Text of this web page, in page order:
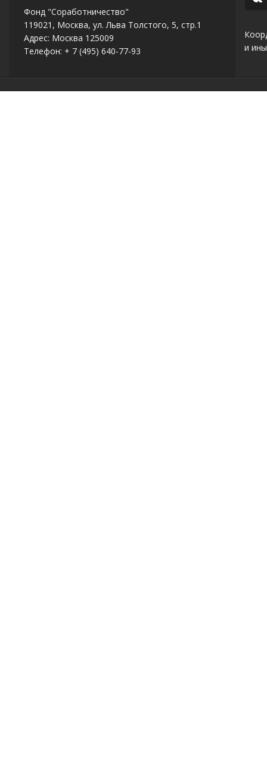
Фонд "Соработничество"
119021, Москва, ул. Льва Толстого, 5, стр.1
Адрес: Москва 125009
Телефон: + 7 (495) 640-77-93
и